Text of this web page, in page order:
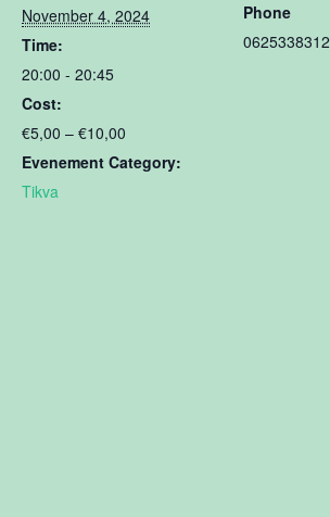
November 4, 2024
Time:
20:00 - 20:45
Cost:
€5,00 – €10,00
Evenement Category:
Tikva
Phone
0625338312